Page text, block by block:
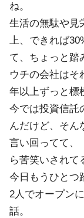
ね。
生活の無駄や見
上、できれば
て、ちょっと踏
ウチの会社はそ
年以上ずっと標
今では投資信託
んだけど、そん
言い回ってて、
ら苦笑いされて
今日もうひとつ
2人でオープン
話。